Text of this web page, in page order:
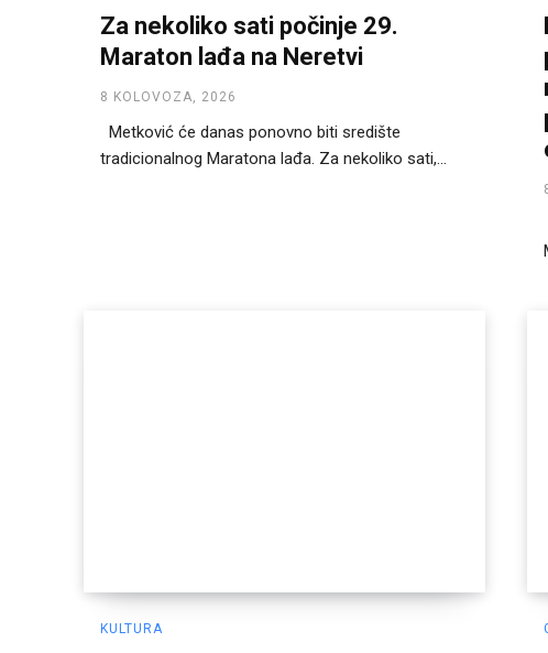
Za nekoliko sati počinje 29.
Maraton lađa na Neretvi
8 KOLOVOZA, 2026
Metković će danas ponovno biti središte
tradicionalnog Maratona lađa. Za nekoliko sati,...
KULTURA